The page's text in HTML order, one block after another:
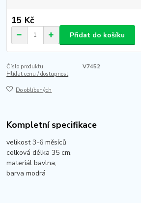
15 Kč
Přidat do košíku
Číslo produktu:
V7452
Hlídat cenu / dostupnost
Do oblíbených
Kompletní specifikace
velikost 3-6 měsíců
celková délka 35 cm,
materiál bavlna,
barva modrá